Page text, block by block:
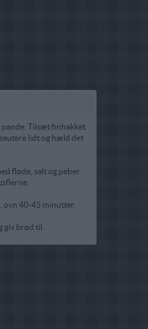
pande. Tilsæt finhakket
lidt og hæld det
fløde, salt og peber.
ovn 40-45 minutter.
giv brød til.